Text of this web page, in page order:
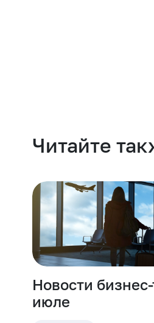
Читайте
Новости
июле